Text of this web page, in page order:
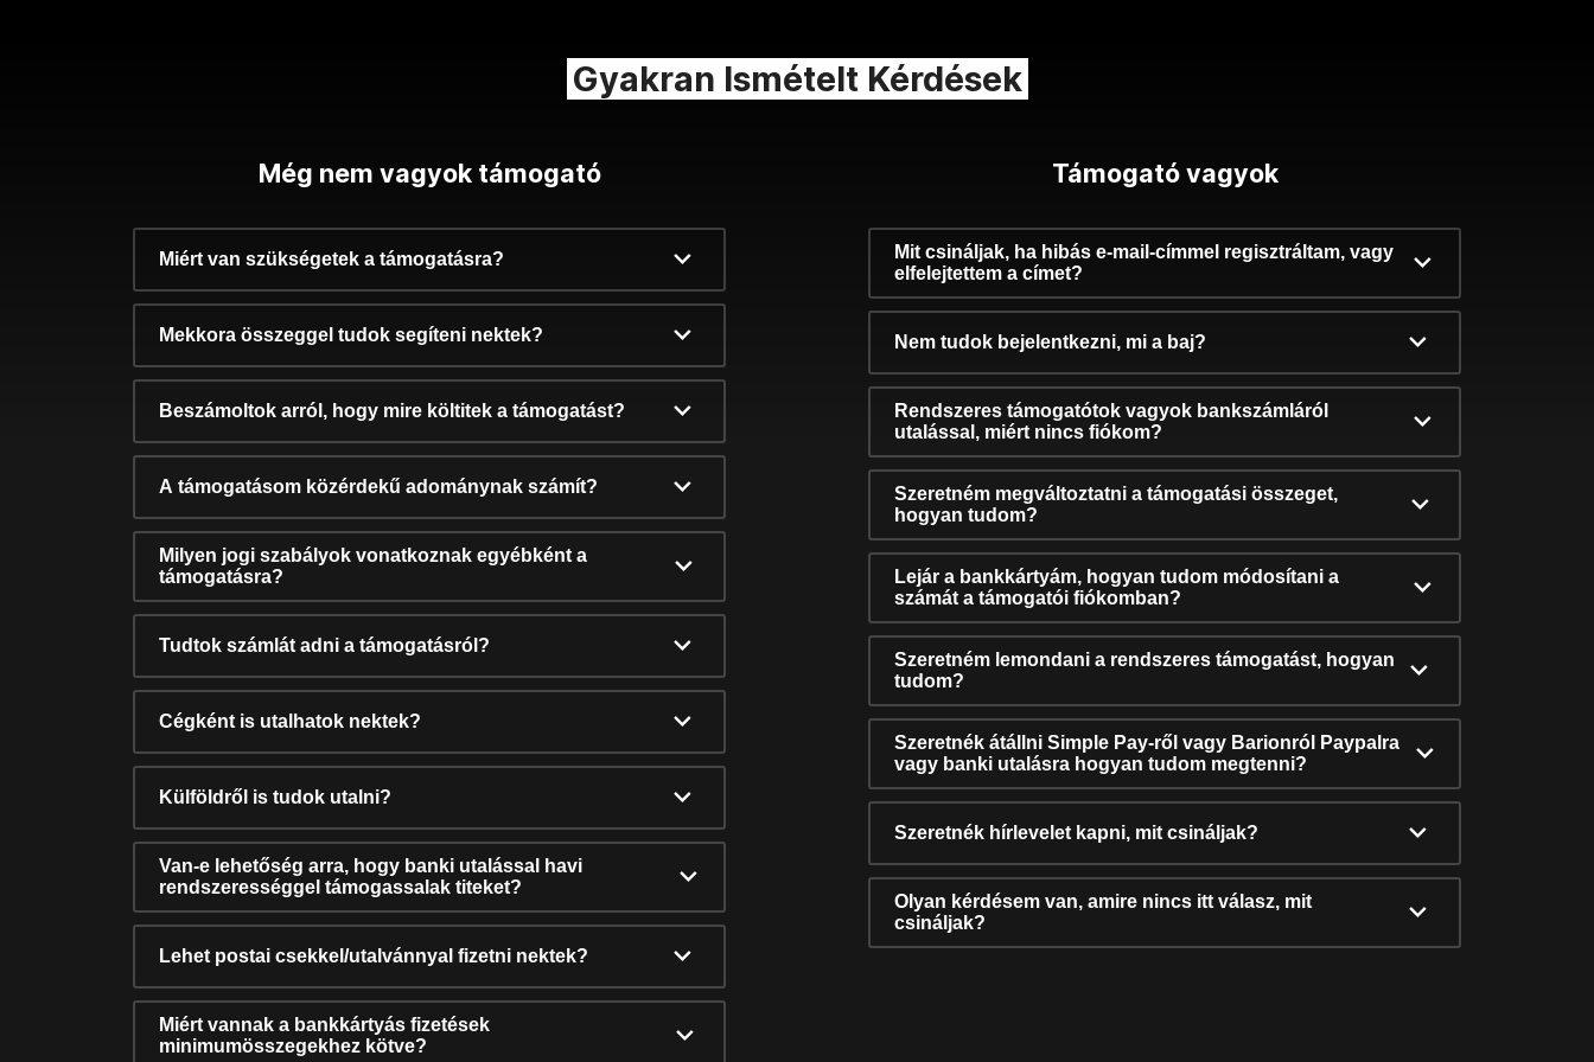
Gyakran Ismételt Kérdések
Még nem vagyok támogató
Miért van szükségetek a támogatásra?
Mekkora összeggel tudok segíteni nektek?
Beszámoltok arról, hogy mire költitek a támogatást?
A támogatásom közérdekű adománynak számít?
Milyen jogi szabályok vonatkoznak egyébként a
támogatásra?
Tudtok számlát adni a támogatásról?
Cégként is utalhatok nektek?
Külföldről is tudok utalni?
Van-e lehetőség arra, hogy banki utalással havi
rendszerességgel támogassalak titeket?
Lehet postai csekkel/utalvánnyal fizetni nektek?
Miért vannak a bankkártyás fizetések
minimumösszegekhez kötve?
Támogató vagyok
Mit csináljak, ha hibás e-mail-címmel regisztráltam, vagy
elfelejtettem a címet?
Nem tudok bejelentkezni, mi a baj?
Rendszeres támogatótok vagyok bankszámláról
utalással, miért nincs fiókom?
Szeretném megváltoztatni a támogatási összeget,
hogyan tudom?
Lejár a bankkártyám, hogyan tudom módosítani a
számát a támogatói fiókomban?
Szeretném lemondani a rendszeres támogatást, hogyan
tudom?
Szeretnék átállni Simple Pay-ről vagy Barionról Paypalra
vagy banki utalásra hogyan tudom megtenni?
Szeretnék hírlevelet kapni, mit csináljak?
Olyan kérdésem van, amire nincs itt válasz, mit
csináljak?